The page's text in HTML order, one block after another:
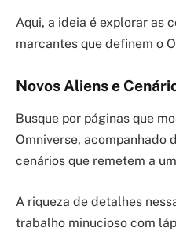
Aqui, a ideia é explorar as
marcantes que definem o
Novos Aliens e
Busque por páginas que
Omniverse, acompanhado
cenários que remetem a
A riqueza de detalhes
trabalho minucioso com